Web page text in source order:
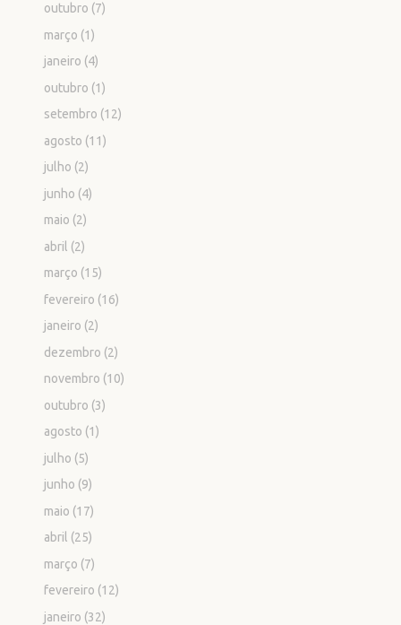
outubro (7)
março (1)
janeiro (4)
outubro (1)
setembro (12)
agosto (11)
julho (2)
junho (4)
maio (2)
abril (2)
março (15)
fevereiro (16)
janeiro (2)
dezembro (2)
novembro (10)
outubro (3)
agosto (1)
julho (5)
junho (9)
maio (17)
abril (25)
março (7)
fevereiro (12)
janeiro (32)